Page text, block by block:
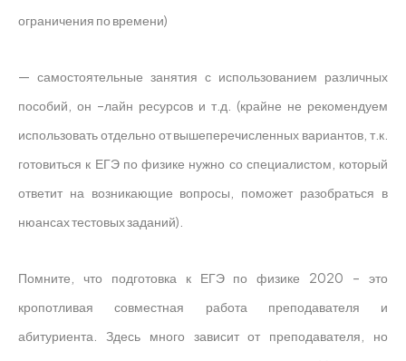
ограничения по времени)
— самостоятельные занятия с использованием различных
пособий, он –лайн ресурсов и т.д. (крайне не рекомендуем
использовать отдельно от вышеперечисленных вариантов, т.к.
готовиться к ЕГЭ по физике нужно со специалистом, который
ответит на возникающие вопросы, поможет разобраться в
нюансах тестовых заданий).
Помните, что подготовка к ЕГЭ по физике 2020 – это
кропотливая совместная работа преподавателя и
абитуриента. Здесь много зависит от преподавателя, но